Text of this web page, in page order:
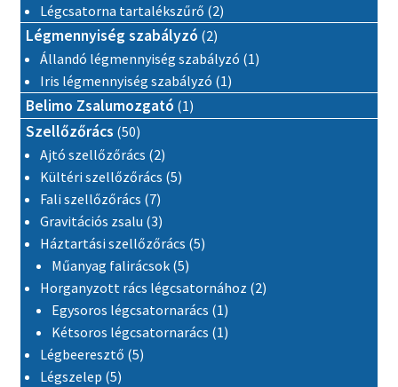
Légcsatorna tartalékszűrő 22 termék
Légmennyiség szabályzó 22 termék
Állandó légmennyiség szabályzó 11 termék
Iris légmennyiség szabályzó 11 termék
Belimo Zsalumozgató 11 termék
Szellőzőrács 5050 termék
Ajtó szellőzőrács 22 termék
Kültéri szellőzőrács 55 termék
Fali szellőzőrács 77 termék
Gravitációs zsalu 33 termék
Háztartási szellőzőrács 55 termék
Műanyag falirácsok 55 termék
Horganyzott rács légcsatornához 22 termék
Egysoros légcsatornarács 11 termék
Kétsoros légcsatornarács 11 termék
Légbeeresztő 55 termék
Légszelep 55 termék